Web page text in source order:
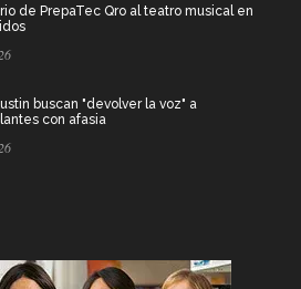
de PrepaTec Qro al teatro musical en
buscan "devolver la voz" a
con afasia